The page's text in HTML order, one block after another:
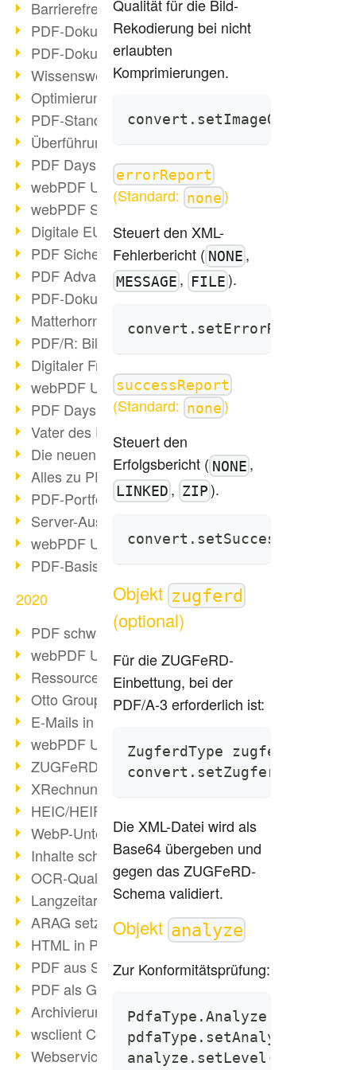
Barrierefreie PDF-Dokumente (2/3)
PDF-Dokumente mit OCR optimieren
PDF-Dokumente barrierefrei?
Wissenswertes über E-Signatur
Optimierung des PDF-Formats
PDF-Standards im Überblick
Überführung PDF/A in Archivsystem
PDF Days Europe 2021
webPDF Update 8.0.0.2282
webPDF Statistik-Auswertungen
Digitale EU COVID-Zertifikate
PDF Sicherheitseinstellungen
PDF Advanced Electronic Signature
PDF-Dokumente neu organisieren
Matterhorn Protokoll 1.1 verfügbar
PDF/R: Bildformat der Zukunft
Digitaler Freigabeprozess
webPDF Update 8.0.0.2255
PDF Days Europe 2021
Vater des PDF gestorben
Die neuen PDF Standards 2020
Alles zu PDF/A-4
PDF-Portfolio erstellen
Server-Auslastung Status-Seite
webPDF Update 8.0.0.2229
PDF-Basisdatenpflege mit webPDF
2020
PDF schwärzen & bereinigen
webPDF Update 8.0.0.2193
Ressourcen für Entwickler
Otto Group Recruiting
E-Mails in PDF
webPDF Update 8.0.0.2176
ZUGFeRD im Überblick
XRechnung Überblick
HEIC/HEIF-Unterstützung
WebP-Unterstützung
Inhalte schwärzen
OCR-Qualität verbessert
Langzeitarchivierung PDF
ARAG setzt auf webPDF
HTML in PDF umwandeln
PDF aus SAP
PDF als Grafik exportieren
Archivierung & Migration
wsclient Converter
Webservice Toolbox (3)
Qualität für die Bild-
Rekodierung bei nicht
erlaubten
Komprimierungen.
errorReport
(Standard: none)
Steuert den XML-
Fehlerbericht ( NONE ,
MESSAGE , FILE ).
successReport
(Standard: none)
Steuert den
Erfolgsbericht ( NONE ,
LINKED , ZIP ).
Objekt zugferd
(optional)
Für die ZUGFeRD-
Einbettung, bei der
PDF/A-3 erforderlich ist:
ZugferdType zugferd =
Die XML-Datei wird als
Base64 übergeben und
gegen das ZUGFeRD-
Schema validiert.
Objekt analyze
Zur Konformitätsprüfung:
PdfaType.Analyze analyze
analyze.setLevel("3b");